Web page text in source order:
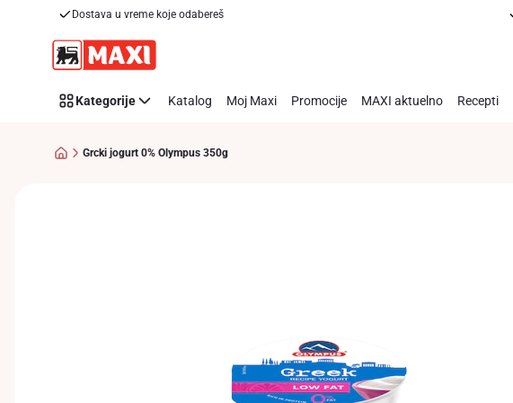
Dostava u vreme koje odabereš
Kategorije Katalog Moj Maxi Promocije MAXI aktuelno Recepti
Grcki jogurt 0% Olympus 350g